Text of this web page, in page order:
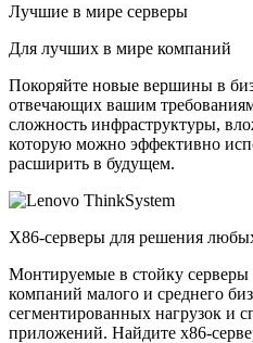
Лучшие в мире серверы
Для лучших в мире компаний
Покоряйте новые вершины в
отвечающих вашим
сложность инфраструктуры,
которую можно эффективно
расширить в будущем.
X86-серверы для решения
Монтируемые в стойку серверы
компаний малого и среднего
сегментированных нагрузок и
приложений. Найдите x86-